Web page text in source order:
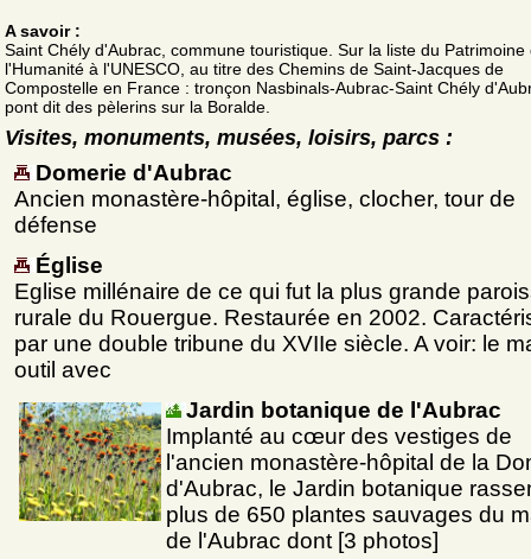
A savoir :
Saint Chély d'Aubrac, commune touristique. Sur la liste du Patrimoine
l'Humanité à l'UNESCO, au titre des Chemins de Saint-Jacques de
Compostelle en France : tronçon Nasbinals-Aubrac-Saint Chély
pont dit des pèlerins sur la Boralde.
Visites, monuments, musées, loisirs, parcs :
Domerie d'Aubrac
Ancien monastère-hôpital, église, clocher, tour de
défense
Église
Eglise millénaire de ce qui fut la plus grande
rurale du Rouergue. Restaurée en 2002.
par une double tribune du XVIIe siècle. A voir: le
outil avec
Jardin botanique de l'Aubrac
Implanté au cœur des vestiges de
l'ancien monastère-hôpital de la
d'Aubrac, le Jardin botanique
plus de 650 plantes sauvages du
de l'Aubrac dont [3 photos]